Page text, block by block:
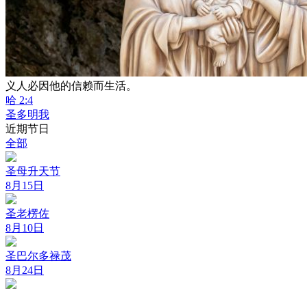
义人必因他的信赖而生活。
哈 2:4
圣多明我
近期节日
全部
圣母升天节
8月15日
圣老楞佐
8月10日
圣巴尔多禄茂
8月24日